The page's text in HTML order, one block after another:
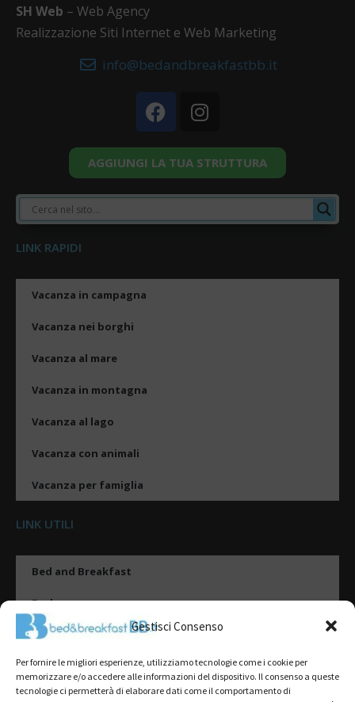
Gestisci Consenso
Per fornire le migliori esperienze, utilizziamo tecnologie come i cookie per
memorizzare e/o accedere alle informazioni del dispositivo. Il consenso a queste
tecnologie ci permetterà di elaborare dati come il comportamento di
SH Web – Web Agency
Realizzazione Siti Internet e Web Marketing
info@bedandbreakfastbb.it
AGGIUNGI LA TUA STRUTTURA
LINK RAPIDI
Vacanza in campagna
Vacanza nei borghi
Vacanza al mare
Vacanza in montagna
Vacanza al lago
Vacanza con animali
Vacanza per famiglia
LINK UTILI
Bed and Breakfast
Esplora
Tipologie di alloggio
Destinazioni
Il mio account